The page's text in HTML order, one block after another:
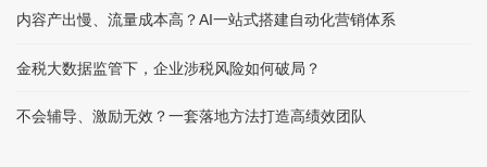
内容产出慢、流量成本高？AI一站式搭建自动化营销体系
金税大数据监管下，企业涉税风险如何破局？
不会辅导、激励无效？一套落地方法打造高绩效团队